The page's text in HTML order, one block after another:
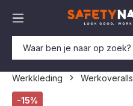
Werkkleding Werkoveralls
Afbeeldingengalerij overslaan
-15%